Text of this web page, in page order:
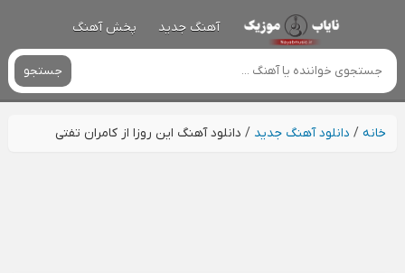
آهنگ جدید پخش آهنگ
جستجو
خانه/ دانلود آهنگ جدید / دانلود آهنگ این روزا از کامران تفتی